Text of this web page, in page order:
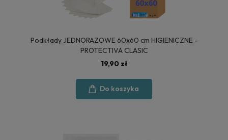
Podkłady JEDNORAZOWE 60x60 cm HIGIENICZNE -
PROTECTIVA CLASIC
19,90 zł
Do koszyka